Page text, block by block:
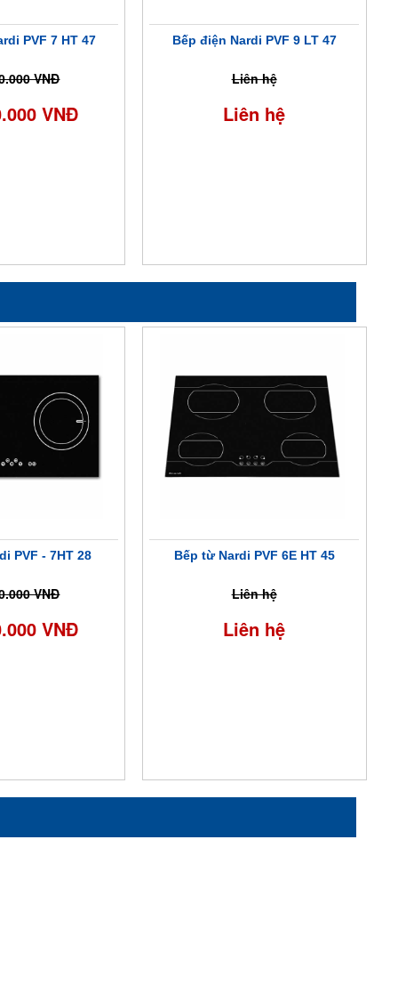
PVF 7 HT 47
VNĐ
VNĐ
Bếp điện Nardi PVF 9 LT 47
Liên hệ
Liên hệ
PVF - 7HT 28
VNĐ
VNĐ
Bếp từ Nardi PVF 6E HT 45
Liên hệ
Liên hệ